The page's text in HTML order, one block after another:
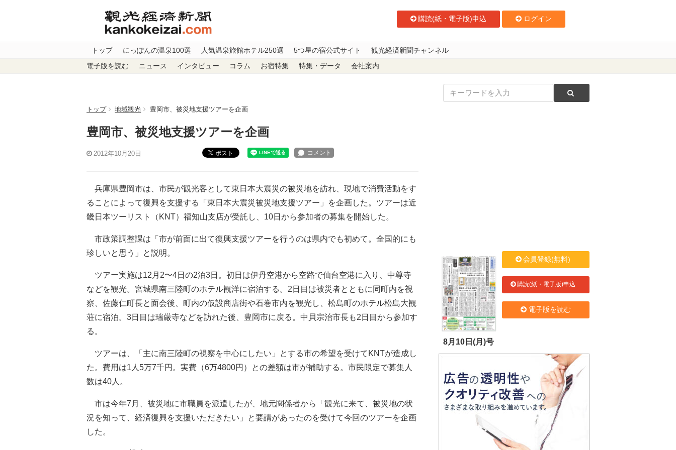
購読(紙・電子版)申込 ログイン
トップ にっぽんの温泉100選 人気温泉旅館ホテル250選 5つ星の宿公式サイト 観光経済新聞チャンネル
電子版を読む ニュース インタビュー コラム お宿特集 特集・データ 会社案内
トップ 地域観光 豊岡市、被災地支援ツアーを企画
豊岡市、被災地支援ツアーを企画
2012年10月20日 ポスト
兵庫県豊岡市は、市民が観光客として東日本大震災の被災地を訪れ、現地で消費活動をす
ることによって復興を支援する「東日本大震災被災地支援ツアー」を企画した。ツアーは近
畿日本ツーリスト（KNT）福知山支店が受託し、10日から参加者の募集を開始した。
市政策調整課は「市が前面に出て復興支援ツアーを行うのは県内でも初めて。全国的にも
珍しいと思う」と説明。
ツアー実施は12月2〜4日の2泊3日。初日は伊丹空港から空路で仙台空港に入り、中尊寺
などを観光。宮城県南三陸町のホテル観洋に宿泊する。2日目は被災者とともに同町内を視
察、佐藤仁町長と面会後、町内の仮設商店街や石巻市内を観光し、松島町のホテル松島大観
荘に宿泊。3日目は瑞厳寺などを訪れた後、豊岡市に戻る。中貝宗治市長も2日目から参加す
る。
ツアーは、「主に南三陸町の視察を中心にしたい」とする市の希望を受けてKNTが造成し
た。費用は1人5万7千円。実費（6万4800円）との差額は市が補助する。市民限定で募集人
数は40人。
市は今年7月、被災地に市職員を派遣したが、地元関係者から「観光に来て、被災地の状
況を知って、経済復興を支援いただきたい」と要請があったのを受けて今回のツアーを企画
した。
8月10日(月)号
会員登録(無料)
購読(紙・電子版)申込
電子版を読む